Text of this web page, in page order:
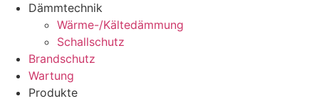
Dämmtechnik
Wärme-/Kältedämmung
Schallschutz
Brandschutz
Wartung
Produkte